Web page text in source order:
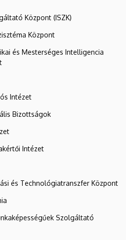
Központ (ISZK)
Központ
és Mesterséges Intelligencia
Intézet
Bizottságok
Intézet
és Technológiatranszfer Központ
Szolgáltató